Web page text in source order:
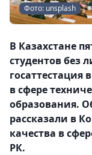
Фото: unsplash
В Казахстане
студентов без
госаттестация
в сфере
образования.
рассказали в
качества в
РК.